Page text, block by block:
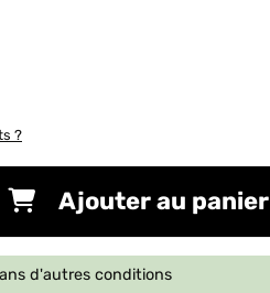
?
Ajouter au panier
d'autres conditions